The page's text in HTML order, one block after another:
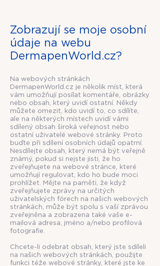
Zobrazují se moje osobní
údaje na webu
DermapenWorld.cz?
Na webových stránkách
DermapenWorld.cz je několik míst, která
vám umožňují posílat komentáře, obrázky
nebo obsah, který uvidí ostatní. Někdy
můžete omezit, kdo uvidí to, co sdílíte,
ale na některých místech uvidí vámi
sdílený obsah široká veřejnost nebo
ostatní uživatelé webové stránky. Proto
buďte při sdílení osobních údajů opatrní.
Nesdílejte obsah, který nemá být veřejně
známý, pokud si nejste jisti, že ho
zveřejňujete na webové stránce, které
umožňují regulovat, kdo ho bude moci
prohlížet. Mějte na paměti, že když
zveřejňujete zprávy na určitých
uživatelských fórech na našich webových
stránkách, může být spolu s vaší zprávou
zveřejněna a zobrazena také vaše e-
mailová adresa, jméno a/nebo profilová
fotografie.
Chcete-li odebrat obsah, který jste sdíleli
na našich webových stránkách, použijte
funkci téže webové stránky, které jste ke